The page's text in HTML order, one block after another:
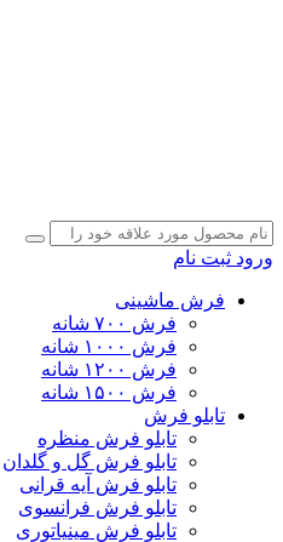
ورود ثبت نام
فرش ماشینی
فرش ۷۰۰ شانه
فرش ۱۰۰۰ شانه
فرش ۱۲۰۰ شانه
فرش ۱۵۰۰ شانه
تابلو فرش
تابلو فرش منظره
تابلو فرش گل و گلدان
تابلو فرش آیه قرانی
تابلو فرش فرانسوی
تابلو فرش مینیاتوری